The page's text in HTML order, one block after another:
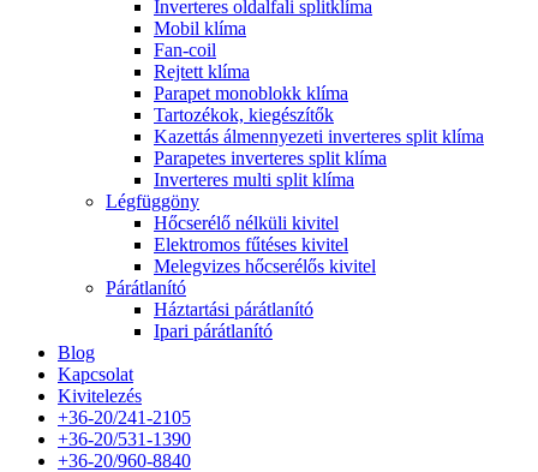
Inverteres oldalfali splitklíma
Mobil klíma
Fan-coil
Rejtett klíma
Parapet monoblokk klíma
Tartozékok, kiegészítők
Kazettás álmennyezeti inverteres split klíma
Parapetes inverteres split klíma
Inverteres multi split klíma
Légfüggöny
Hőcserélő nélküli kivitel
Elektromos fűtéses kivitel
Melegvizes hőcserélős kivitel
Párátlanító
Háztartási párátlanító
Ipari párátlanító
Blog
Kapcsolat
Kivitelezés
+36-20/241-2105
+36-20/531-1390
+36-20/960-8840